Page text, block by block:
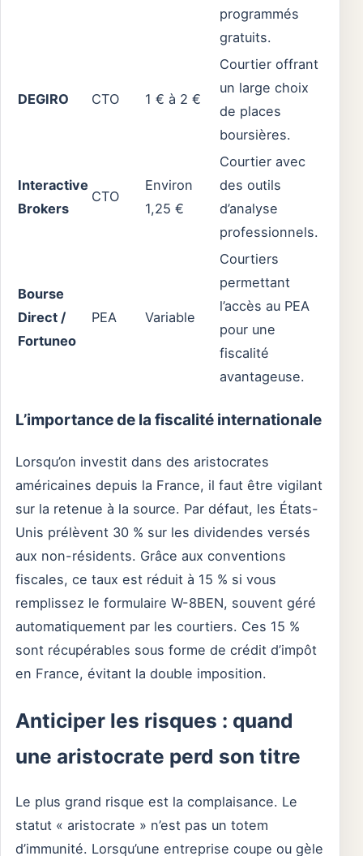
programmés
gratuits.
DEGIRO CTO 1 € à 2 €
Courtier offrant
un large choix
de places
boursières.
Interactive
Brokers
CTO
Environ
1,25 €
Courtier avec
des outils
d’analyse
professionnels.
Bourse
Direct /
Fortuneo
PEA Variable
Courtiers
permettant
l’accès au PEA
pour une
fiscalité
avantageuse.
L’importance de la fiscalité internationale
Lorsqu’on investit dans des aristocrates
américaines depuis la France, il faut être vigilant
sur la retenue à la source. Par défaut, les États-
Unis prélèvent 30 % sur les dividendes versés
aux non-résidents. Grâce aux conventions
fiscales, ce taux est réduit à 15 % si vous
remplissez le formulaire W-8BEN, souvent géré
automatiquement par les courtiers. Ces 15 %
sont récupérables sous forme de crédit d’impôt
en France, évitant la double imposition.
Anticiper les risques : quand
une aristocrate perd son titre
Le plus grand risque est la complaisance. Le
statut « aristocrate » n’est pas un totem
d’immunité. Lorsqu’une entreprise coupe ou gèle